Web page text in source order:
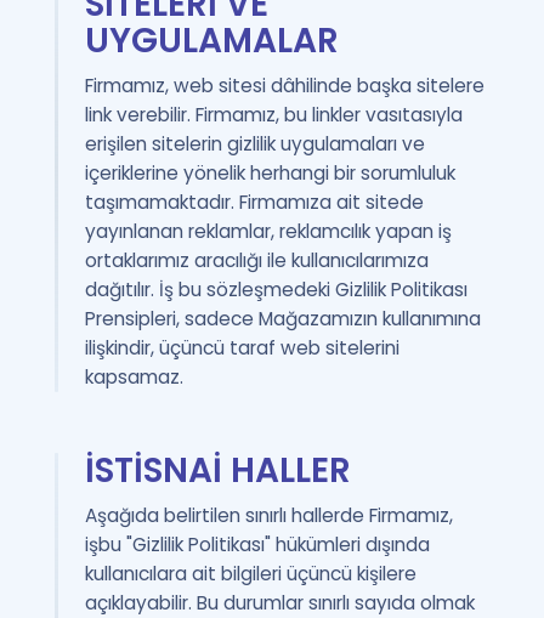
UYGULAMALAR
Firmamız, web sitesi dâhilinde başka sitelere
link verebilir. Firmamız, bu linkler vasıtasıyla
erişilen sitelerin gizlilik uygulamaları ve
içeriklerine yönelik herhangi bir sorumluluk
taşımamaktadır. Firmamıza ait sitede
yayınlanan reklamlar, reklamcılık yapan iş
ortaklarımız aracılığı ile kullanıcılarımıza
dağıtılır. İş bu sözleşmedeki Gizlilik Politikası
Prensipleri, sadece Mağazamızın kullanımına
ilişkindir, üçüncü taraf web sitelerini
kapsamaz.
İSTİSNAİ HALLER
Aşağıda belirtilen sınırlı hallerde Firmamız,
işbu "Gizlilik Politikası" hükümleri dışında
kullanıcılara ait bilgileri üçüncü kişilere
açıklayabilir. Bu durumlar sınırlı sayıda olmak